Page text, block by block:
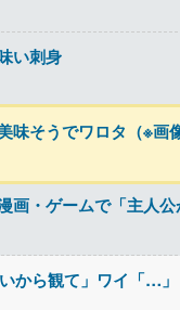
い刺身
そうでワロタ（※画
画・ゲームで「主人
から観て」ワイ「…」